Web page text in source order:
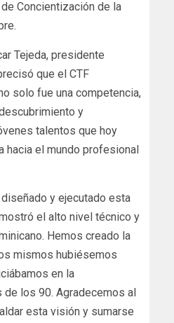
Concientización de la
Tejeda, presidente
que el CTF
solo fue una competencia,
y
talentos que hoy
hacia el mundo profesional
y ejecutado esta
el alto nivel técnico y
Hemos creado la
mismos hubiésemos
en la
los 90. Agradecemos al
esta visión y sumarse